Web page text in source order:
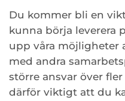
Du kommer bli en
kunna börja leverera
upp våra möjligheter
med andra
större ansvar över
därför viktigt att du